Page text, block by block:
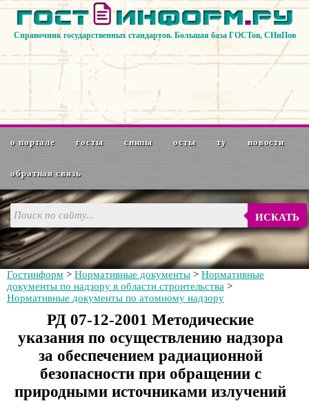
Справочник государственных стандартов. Большая база ГОСТов, СНиПов
о портале госты снипы осты ту новости
обратная связь
ИСКАТЬ
Гостинформ > Нормативные документы > Нормативные
документы по надзору в области строительства >
Нормативные документы по атомному надзору
РД 07-12-2001 Методические
указания по осуществлению надзора
за обеспечением радиационной
безопасности при обращении с
природными источниками излучений